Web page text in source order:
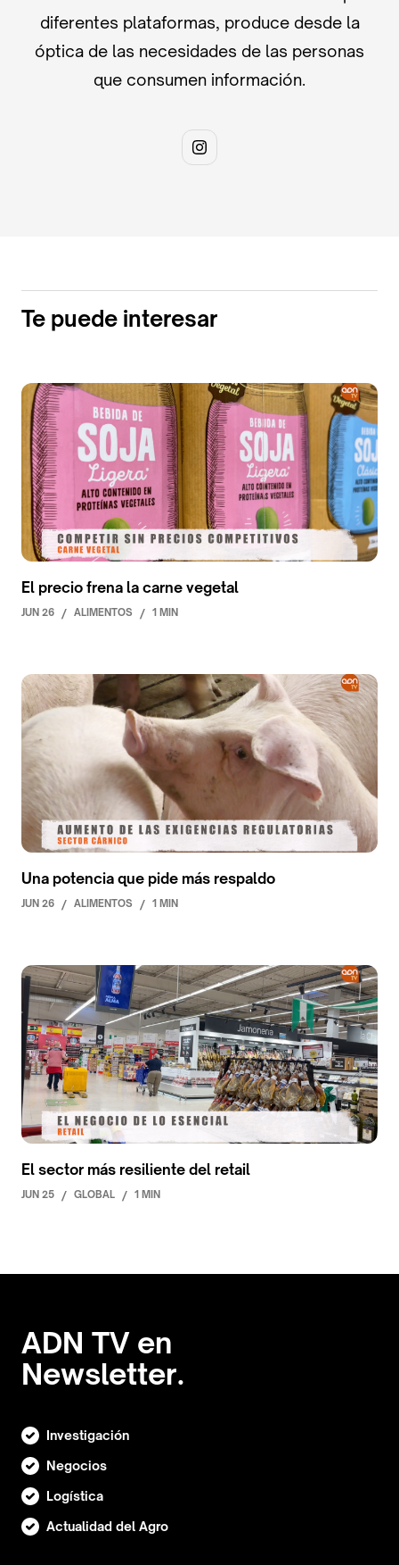
diferentes plataformas, produce desde la
óptica de las necesidades de las personas
que consumen información.
Te puede interesar
El precio frena la carne vegetal
JUN 26 / ALIMENTOS / 1 MIN
Una potencia que pide más respaldo
JUN 26 / ALIMENTOS / 1 MIN
El sector más resiliente del retail
JUN 25 / GLOBAL / 1 MIN
ADN TV en
Newsletter.
Investigación
Negocios
Logística
Actualidad del Agro